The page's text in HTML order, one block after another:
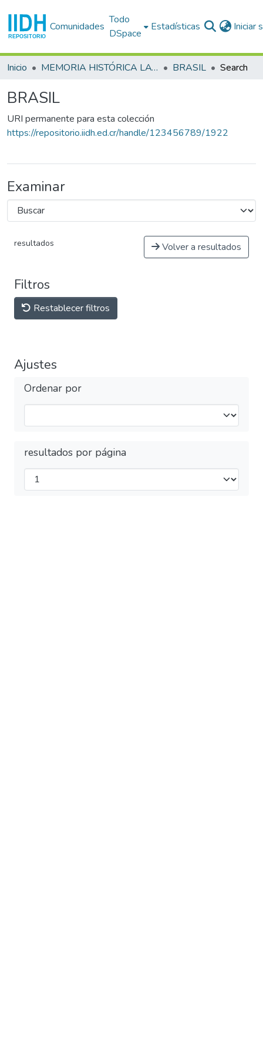
Comunidades
Todo
DSpace
Estadísticas Iniciar
Inicio MEMORIA HISTÓRICA LATINOAMERICANA BRASIL Search
BRASIL
URI permanente para esta colección
https://repositorio.iidh.ed.cr/handle/123456789/1922
Examinar
resultados Volver a resultados
Filtros
Restablecer filtros
Ajustes
Ordenar por
resultados por página